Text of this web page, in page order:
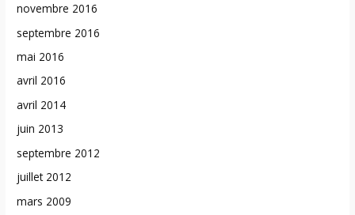
novembre 2016
septembre 2016
mai 2016
avril 2016
avril 2014
juin 2013
septembre 2012
juillet 2012
mars 2009